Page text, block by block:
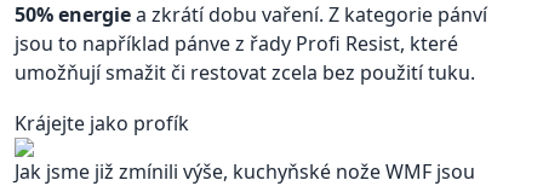
50% energiea zkrátí dobu vaření. Z kategorie pánví
jsou to například pánve z řady Profi Resist, které
umožňují smažit či restovat zcela bez použití tuku.
Krájejte jako profík
Jak jsme již zmínili výše, kuchyňské nože WMF jsou